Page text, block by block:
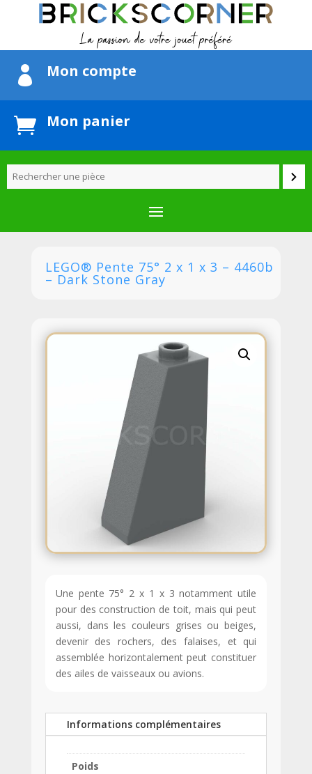
 Mon compte
 Mon panier
LEGO® Pente 75° 2 x 1 x 3 – 4460b
– Dark Stone Gray
Une pente 75° 2 x 1 x 3 notamment utile
pour des construction de toit, mais qui peut
aussi, dans les couleurs grises ou beiges,
devenir des rochers, des falaises, et qui
assemblée horizontalement peut constituer
des ailes de vaisseaux ou avions.
Informations complémentaires
Poids